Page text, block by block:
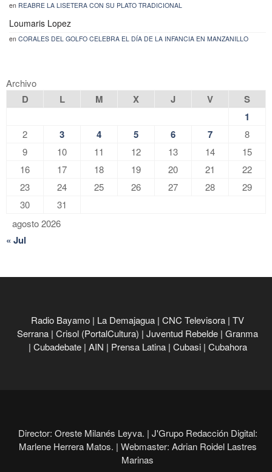
en REABRE LA LISETERA CON SU PLATO TRADICIONAL
Loumaris Lopez
en CORALES DEL GOLFO CELEBRA EL DÍA DE LA INFANCIA EN MANZANILLO
Archivo
agosto 2026
D L M X J V
S
1
2 3 4 5 6 7
8
9
10 11 12 13 14
15
16
17 18 19 20 21
22
23
24 25 26 27 28
29
30
31
« Jul
Radio Bayamo | La Demajagua | CNC Televisora | TV
Serrana | Crisol (PortalCultura) | Juventud Rebelde | Granma
| Cubadebate | AIN | Prensa Latina | Cubasi | Cubahora
Director: Oreste Milanés Leyva. | J'Grupo Redacción Digital:
Marlene Herrera Matos. | Webmaster: Adrian Roidel Lastres
Marinas